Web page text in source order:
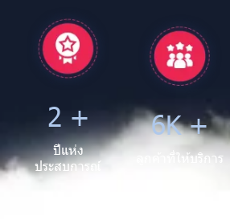
2 +
ปีแห่ง
ประสบการณ์
7K +
ลูกค้าที่ให้บริการ